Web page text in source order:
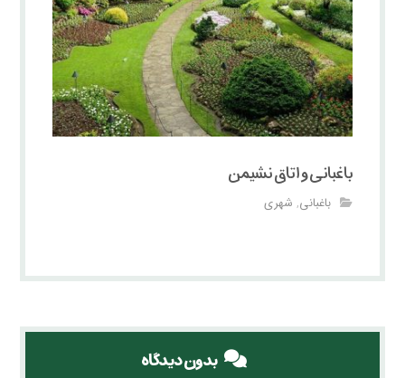
باغبانی و اتاق نشیمن
باغبانی, شهری
بدون دیدگاه